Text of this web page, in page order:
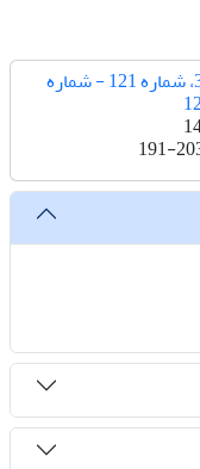
دوره 31، شماره 121 - شماره
191-